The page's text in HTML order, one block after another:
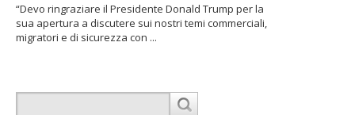
“Devo ringraziare il Presidente Donald Trump per la
sua apertura a discutere sui nostri temi commerciali,
migratori e di sicurezza con ...